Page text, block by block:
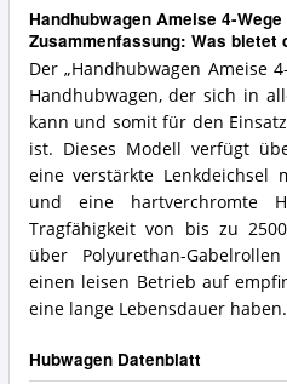
Handhubwagen Ameise 4-
Zusammenfassung: Was bietet
Der „Handhubwagen Ameise
Handhubwagen, der sich in
kann und somit für den
ist. Dieses Modell verfügt
eine verstärkte Lenkdeichsel
und eine hartverchromte
Tragfähigkeit von bis zu
über Polyurethan-
einen leisen Betrieb auf
eine lange Lebensdauer haben.
Hubwagen Datenblatt